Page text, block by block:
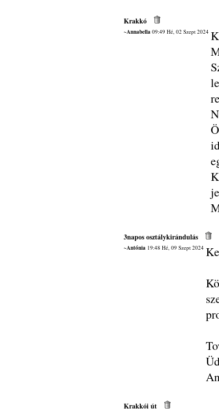
Krakkó
~Annabella09:49 Hé, 02 Szept 2024
3napos osztálykirándulás
~Antónia19:48 Hé, 09 Szept 2024
Krakkói út